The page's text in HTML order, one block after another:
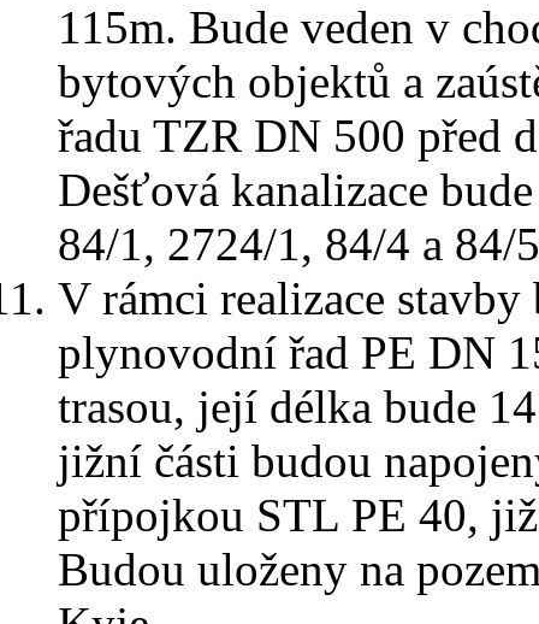
115m. Bude veden v
bytových objektů a
řadu TZR DN 500 před
Dešťová kanalizace
84/1, 2724/1, 84/4 a 84/
V rámci realizace
plynovodní řad PE DN
trasou, její délka bude
jižní části budou
přípojkou STL PE 40,
Budou uloženy na